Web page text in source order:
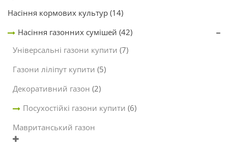
Насіння кормових культур (14)
Насіння газонних сумішей (42)
Універсальні газони купити (7)
Газони ліліпут купити (5)
Декоративний газон (2)
Посухостійкі газони купити (6)
Мавританський газон